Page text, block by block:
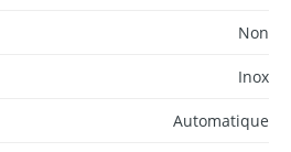
Non
Inox
Automatique